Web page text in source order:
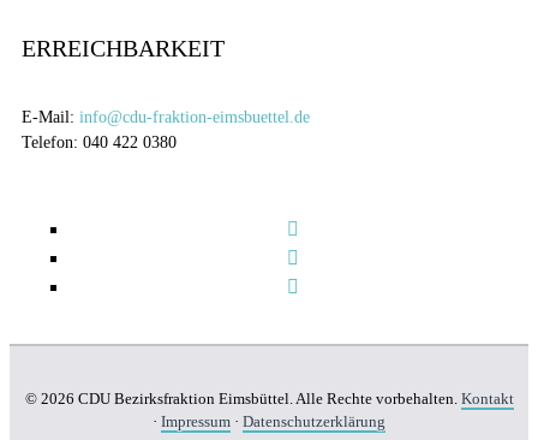
ERREICHBARKEIT
E-Mail: info@cdu-fraktion-eimsbuettel.de
Telefon: 040 422 0380
© 2026 CDU Bezirksfraktion Eimsbüttel. Alle Rechte vorbehalten. Kontakt
· Impressum · Datenschutzerklärung